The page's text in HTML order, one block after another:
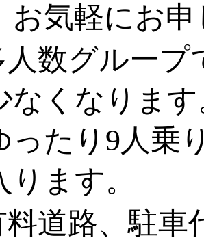
お気軽にお
数グループ
なくなりま
たり9人乗
ります。
道路、駐車